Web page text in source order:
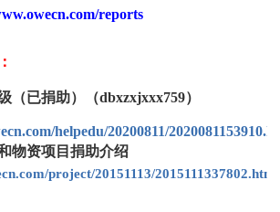
reports
（已捐助）（dbxzxjxxx759）
helpedu/20200811/
物资项目捐助介绍
project/20151113/2015111337802.html